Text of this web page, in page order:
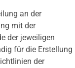
an der
mit der
der jeweiligen
für die Erstellung
der